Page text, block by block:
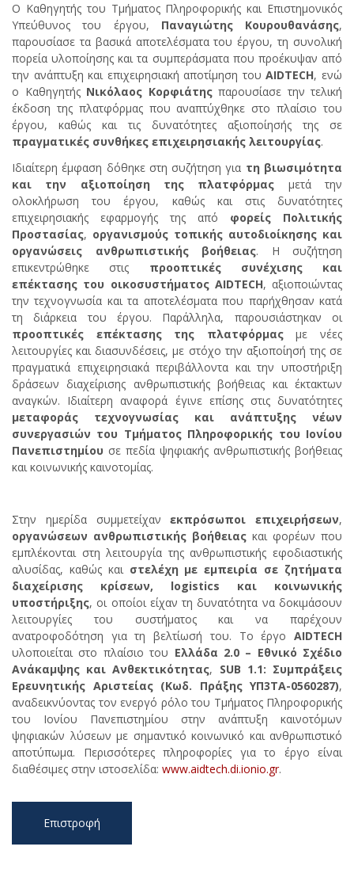
Ο Καθηγητής του Τμήματος Πληροφορικής και Επιστημονικός
Υπεύθυνος του έργου, Παναγιώτης Κουρουθανάσης,
παρουσίασε τα βασικά αποτελέσματα του έργου, τη συνολική
πορεία υλοποίησης και τα συμπεράσματα που προέκυψαν από
την ανάπτυξη και επιχειρησιακή αποτίμηση τουAIDTECH, ενώ
ο Καθηγητής Νικόλαος Κορφιάτηςπαρουσίασε την τελική
έκδοση της πλατφόρμας που αναπτύχθηκε στο πλαίσιο του
έργου, καθώς και τις δυνατότητες αξιοποίησής της σε
πραγματικές συνθήκες επιχειρησιακής λειτουργίας.
Ιδιαίτερη έμφαση δόθηκε στη συζήτηση για τη βιωσιμότητα
και την αξιοποίηση της πλατφόρμας μετά την
ολοκλήρωση του έργου, καθώς και στις δυνατότητες
επιχειρησιακής εφαρμογής της από φορείς Πολιτικής
Προστασίας, οργανισμούς τοπικής αυτοδιοίκησης και
οργανώσεις ανθρωπιστικής βοήθειας. Η συζήτηση
επικεντρώθηκε στις προοπτικές συνέχισης και
επέκτασης του οικοσυστήματος AIDTECH, αξιοποιώντας
την τεχνογνωσία και τα αποτελέσματα που παρήχθησαν κατά
τη διάρκεια του έργου. Παράλληλα, παρουσιάστηκαν οι
προοπτικές επέκτασης της πλατφόρμαςμε νέες
λειτουργίες και διασυνδέσεις, με στόχο την αξιοποίησή της σε
πραγματικά επιχειρησιακά περιβάλλοντα και την υποστήριξη
δράσεων διαχείρισης ανθρωπιστικής βοήθειας και έκτακτων
αναγκών. Ιδιαίτερη αναφορά έγινε επίσης στις δυνατότητες
μεταφοράς τεχνογνωσίας και ανάπτυξης νέων
συνεργασιών του Τμήματος Πληροφορικής του Ιονίου
Πανεπιστημίου σε πεδία ψηφιακής ανθρωπιστικής βοήθειας
και κοινωνικής καινοτομίας.
Στην ημερίδα συμμετείχανεκπρόσωποι επιχειρήσεων,
οργανώσεων ανθρωπιστικής βοήθειας και φορέων που
εμπλέκονται στη λειτουργία της ανθρωπιστικής εφοδιαστικής
αλυσίδας, καθώς και στελέχη με εμπειρία σε ζητήματα
διαχείρισης κρίσεων, logistics και κοινωνικής
υποστήριξης, οι οποίοι είχαν τη δυνατότητα να δοκιμάσουν
λειτουργίες του συστήματος και να παρέχουν
ανατροφοδότηση για τη βελτίωσή του. Το έργο AIDTECH
υλοποιείται στο πλαίσιο του Ελλάδα 2.0 – Εθνικό Σχέδιο
Ανάκαμψης και Ανθεκτικότητας, SUB 1.1: Συμπράξεις
Ερευνητικής Αριστείας (Κωδ. Πράξης ΥΠ3ΤΑ-0560287),
αναδεικνύοντας τον ενεργό ρόλο του Τμήματος Πληροφορικής
του Ιονίου Πανεπιστημίου στην ανάπτυξη καινοτόμων
ψηφιακών λύσεων με σημαντικό κοινωνικό και ανθρωπιστικό
αποτύπωμα. Περισσότερες πληροφορίες για το έργο είναι
διαθέσιμες στην ιστοσελίδα: www.aidtech.di.ionio.gr.
Επιστροφή